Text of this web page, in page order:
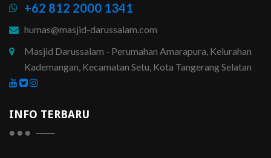
+62 812 2000 1341
humas@masjid-darussalam.com
Masjid Darussalam - Perumahan Amarapura, Kelurahan
Kademangan, Kecamatan Setu, Kota Tangerang Selatan
INFO TERBARU